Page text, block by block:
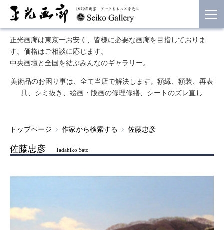
正光画廊は東京一お安く、皆様に必要な画廊を目指しておりま
す。価格はご相談に応じます。
中央画壇と全国を結ぶみんなのギャラリー。
美術品のお困り事は、全て当店で解決します。額縁、額装、再表
具、シミ抜き、絵画・版画の修理修繕、シートのズレ直し
トップページ 作家から検索する 佐藤忠彦
佐藤忠彦 Tadahiko Sato